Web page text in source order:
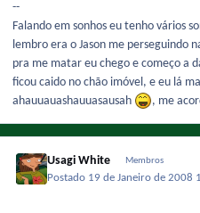
--
Falando em sonhos eu tenho vários
lembro era o Jason me perseguindo
pra me matar eu chego e começo a
ficou caido no chão imóvel, e eu lá
ahauuauashauuasausah
, me
Usagi White Membros
Postado 19 de Janeiro de 2008